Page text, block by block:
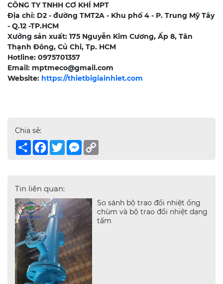
CÔNG TY TNHH CƠ KHÍ MPT
Địa chỉ: D2 - đường TMT2A - Khu phố 4 - P. Trung Mỹ Tây
- Q.12 -TP.HCM
Xưởng sản xuất: 175 Nguyễn Kim Cương, Ấp 8, Tân
Thạnh Đông, Củ Chi, Tp. HCM
Hotline: 0975701357
Email: mptmeco@gmail.com
Website: https://thietbigiainhiet.com
Chia sẻ:
ShareFacebook
TwitterMessenger
Tin liên quan:
So sánh bộ trao đổi nhiệt ống
chùm và bộ trao đổi nhiệt dạng
tấm